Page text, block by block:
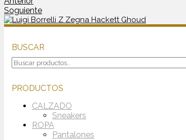
Soguiente
BUSCAR
Buscar
por:
PRODUCTOS
CALZADO
Sneakers
ROPA
Pantalones